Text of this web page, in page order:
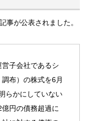
事が公表されました。
子会社であるシ
布）の株式を6月
らかにしていない
円の債務超過に